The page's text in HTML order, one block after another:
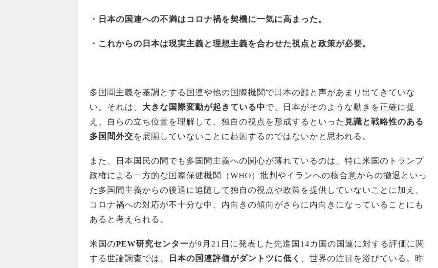
・日本の国連への不満はコロナ禍を契機に一気に高まった。
・これからの日本は現実主義と理想主義を合わせた視点と政策が必要。
多国間主義を基調とする国連や他の国際機関で日本の顔と声があまり出てきていな
い。それは、 大きな国際変動が起きている中で、日本がそのような動きを正確に捉
え、自らの立ち位置を理解して、独自の視点を形成するといった 見識と戦略性のある
多国間外交を展開していないことに起因するのではないかと思われる。
また、日本国民の間でも多国間主義への関心が薄れているのは、特に米国のトランプ
政権による一方的な国際保健機関（WHO）批判やイランへの核合意からの撤退といっ
た多国間主義からの後退に追随して独自の視点や政策を提供していないことに加え、
コロナ禍への対応が不十分な中、内向きの傾向がさらに内向きになっていることにも
あると考えられる。
米国のPEW研究センターが9月21日に発表した先進国14カ国の国連に対する評価に関
する世論調査では、
日本の国連評価がダントツに低く 、世界の注目を浴びている。昨